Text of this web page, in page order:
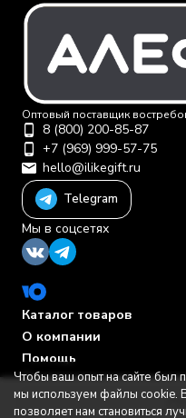
Оптовый поставщик
8 (800) 200-85-87
+7 (969) 999-57-75
hello@ilikegift.ru
Telegram
Мы в соцсетях
Каталог товаров
О компании
Помощь
Политика персональных
© 2012-2026 ООО "Первая
Чтобы ваш опыт на сайте был
мы используем файлы cookie.
позволяет нам становиться